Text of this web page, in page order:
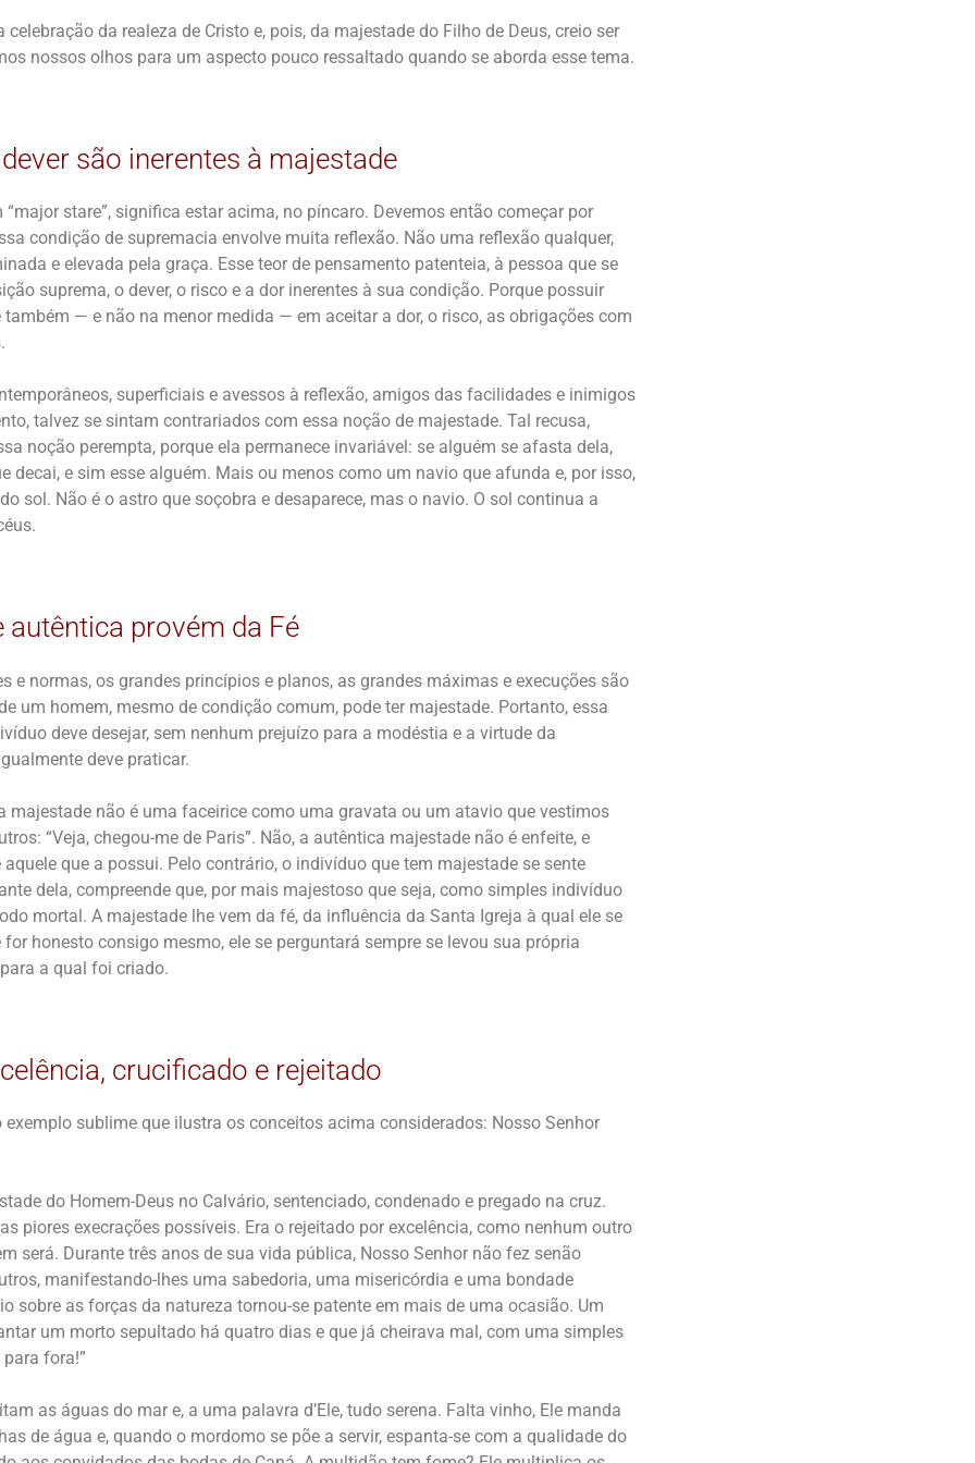
celebração da realeza de Cristo e, pois, da majestade do Filho de Deus, creio ser
nossos olhos para um aspecto pouco ressaltado quando se aborda esse tema.
são inerentes à majestade
stare”, significa estar acima, no píncaro. Devemos então começar por
condição de supremacia envolve muita reflexão. Não uma reflexão qualquer,
e elevada pela graça. Esse teor de pensamento patenteia, à pessoa que se
suprema, o dever, o risco e a dor inerentes à sua condição. Porque possuir
— e não na menor medida — em aceitar a dor, o risco, as obrigações com
superficiais e avessos à reflexão, amigos das facilidades e inimigos
talvez se sintam contrariados com essa noção de majestade. Tal recusa,
noção perempta, porque ela permanece invariável: se alguém se afasta dela,
decai, e sim esse alguém. Mais ou menos como um navio que afunda e, por isso,
sol. Não é o astro que soçobra e desaparece, mas o navio. O sol continua a
autêntica provém da Fé
e normas, os grandes princípios e planos, as grandes máximas e execuções são
um homem, mesmo de condição comum, pode ter majestade. Portanto, essa
deve desejar, sem nenhum prejuízo para a modéstia e a virtude da
deve praticar.
majestade não é uma faceirice como uma gravata ou um atavio que vestimos
“Veja, chegou-me de Paris”. Não, a autêntica majestade não é enfeite, e
que a possui. Pelo contrário, o indivíduo que tem majestade se sente
dela, compreende que, por mais majestoso que seja, como simples indivíduo
mortal. A majestade lhe vem da fé, da influência da Santa Igreja à qual ele se
for honesto consigo mesmo, ele se perguntará sempre se levou sua própria
a qual foi criado.
crucificado e rejeitado
exemplo sublime que ilustra os conceitos acima considerados: Nosso Senhor
do Homem-Deus no Calvário, sentenciado, condenado e pregado na cruz.
piores execrações possíveis. Era o rejeitado por excelência, como nenhum outro
será. Durante três anos de sua vida pública, Nosso Senhor não fez senão
manifestando-lhes uma sabedoria, uma misericórdia e uma bondade
sobre as forças da natureza tornou-se patente em mais de uma ocasião. Um
um morto sepultado há quatro dias e que já cheirava mal, com uma simples
fora!”
as águas do mar e, a uma palavra d’Ele, tudo serena. Falta vinho, Ele manda
de água e, quando o mordomo se põe a servir, espanta-se com a qualidade do